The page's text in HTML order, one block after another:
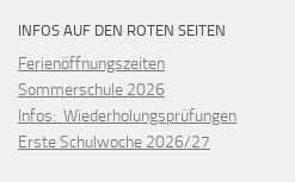
INFOS AUF DEN ROTEN SEITEN
Ferienöffnungszeiten
Sommerschule 2026
Infos: Wiederholungsprüfungen
Erste Schulwoche 2026/27